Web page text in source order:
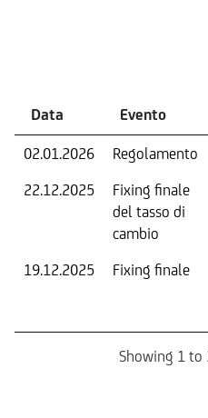
Data Evento
02.01.2026 Regolamento
22.12.2025
Fixing finale
del tasso di
cambio
19.12.2025 Fixing finale
Showing 1 to